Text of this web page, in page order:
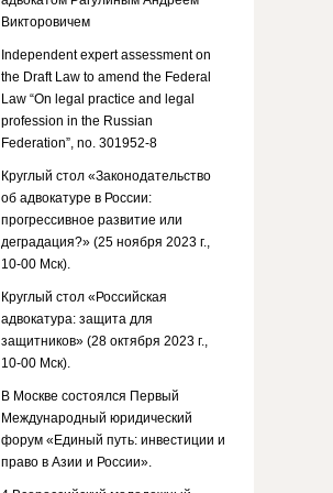
Викторовичем
Independent expert assessment on
the Draft Law to amend the Federal
Law “On legal practice and legal
profession in the Russian
Federation”, no. 301952-8
Круглый стол «Законодательство
об адвокатуре в России:
прогрессивное развитие или
деградация?» (25 ноября 2023 г.,
10-00 Мск).
Круглый стол «Российская
адвокатура: защита для
защитников» (28 октября 2023 г.,
10-00 Мск).
В Москве состоялся Первый
Международный юридический
форум «Единый путь: инвестиции и
право в Азии и России».